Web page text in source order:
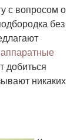
с вопросом о
без
аппаратные
добиться
никаких